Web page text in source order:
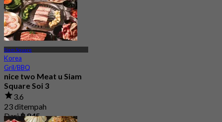
Siam Square
Korea
Gril/BBQ
nice two Meat u Siam
Square Soi 3
3.6
23 ditempah
Dari฿ 845